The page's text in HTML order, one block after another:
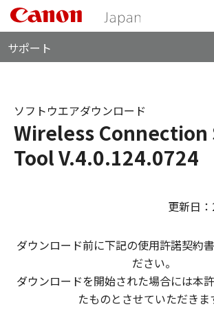
サポート
Wireless
Tool V.4.0.124.0724
ソフトウエアダウンロード
更新日
ダウンロード前に下記の使用許諾契約
ださい。
ダウンロードを開始された場合には本
たものとさせていただきま